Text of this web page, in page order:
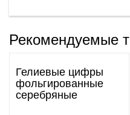
Рекомендуемые
Гелиевые цифры
фольгированные
серебряные